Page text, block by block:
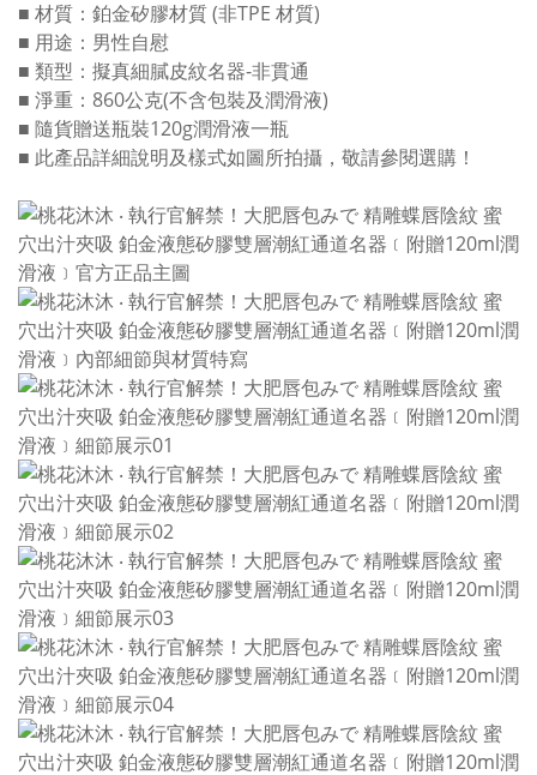
■ 材質：鉑金矽膠材質 (非TPE 材質)
■ 用途：男性自慰
■ 類型：擬真細膩皮紋名器-非貫通
■ 淨重：860公克(不含包裝及潤滑液)
■ 隨貨贈送瓶裝120g潤滑液一瓶
■ 此產品詳細說明及樣式如圖所拍攝，敬請參閱選購！